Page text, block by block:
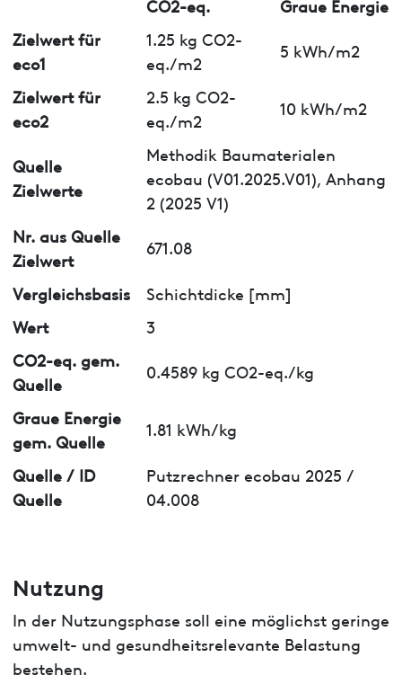
CO2-eq.
Graue Energie
Zielwert für
eco1
1.25 kg CO2-
eq./m2
5 kWh/m2
Zielwert für
eco2
2.5 kg CO2-
eq./m2
10 kWh/m2
Quelle
Zielwerte
Methodik Baumaterialen
ecobau (V01.2025.V01), Anhang
2 (2025 V1)
Nr. aus Quelle
Zielwert
671.08
Vergleichsbasis
Schichtdicke [mm]
Wert
3
CO2-eq. gem.
Quelle
0.4589 kg CO2-eq./kg
Graue Energie
gem. Quelle
1.81 kWh/kg
Quelle / ID
Quelle
Putzrechner ecobau 2025 /
04.008
Nutzung
In der Nutzungsphase soll eine möglichst geringe
umwelt- und gesundheitsrelevante Belastung
bestehen.